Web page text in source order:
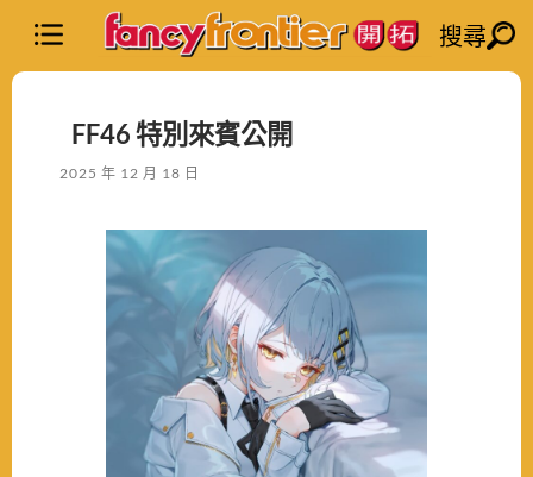
搜尋
FF46 特別來賓公開
2025 年 12 月 18 日